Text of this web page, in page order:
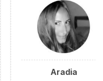
Aradia